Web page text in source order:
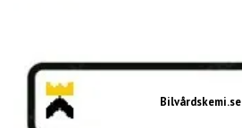
Bilvårdskemi.se